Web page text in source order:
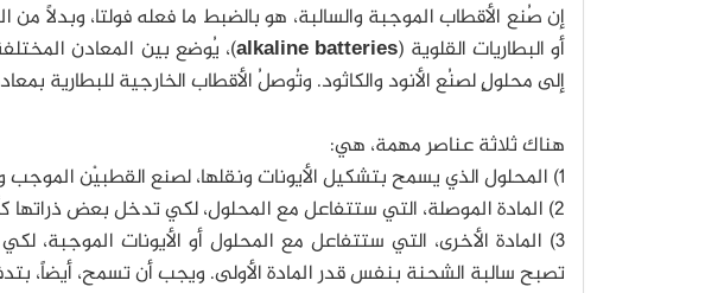
إن صُنع الأقطاب الموجبة والسالبة، هو بالضبط ما فعله فولتا، وبدلاً من
أو البطاريات القلوية (alkaline batteries)، يُوضع بين المعادن
إلى محلولٍ لصنُع الأنود والكاثود. وتُوصلُ الأقطاب الخارجية للبطارية
هناك ثلاثة عناصر مهمة، هي:
1) المحلول الذي يسمح بتشكيل الأيونات ونقلها، لصنع القطبيْن الموجب والسالب.
2) المادة الموصلة، التي ستتفاعل مع المحلول، لكي تدخل بعض ذراتها كأيونات في المحلول، مخلفة الإلكترونات وراءها.
3) المادة الأخرى، التي ستتفاعل مع المحلول أو الأيونات
تصبح سالبة الشحنة بنفس قدر المادة الأولى. ويجب أن تسمح، أيضاً،